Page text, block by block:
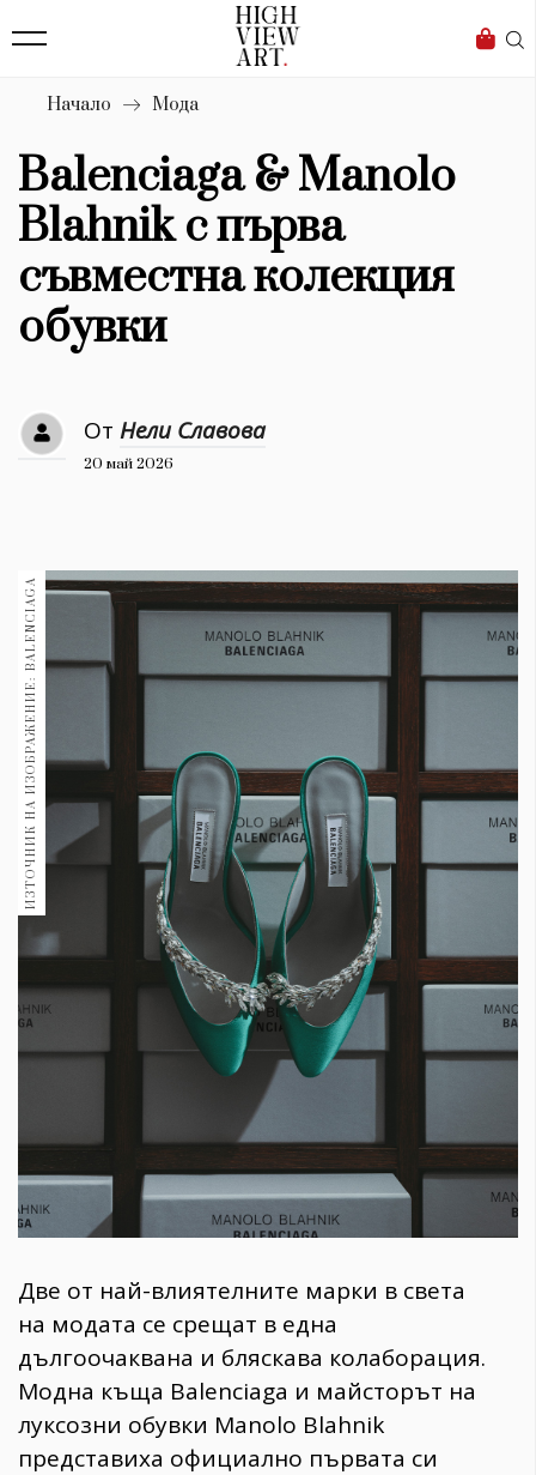
Бизнес
Мода
Dialogue
Изкуство
4339
Красота
777
Дизайн
1272
30+
Гурме 1709
Пътувай
Здраве 389
Gentlemen
382
Wellness
1816
ПОСЛЕДВАЙТЕ
НИ
Начало Мода
Balenciaga & Manolo
Blahnik с първа
съвместна колекция
обувки
От Нели Славова
20 май 2026
ИЗТОЧНИК НА ИЗОБРАЖЕНИЕ: BALENCIAGA
​Две от най-влиятелните марки в света
на модата се срещат в една
дългоочаквана и бляскава колаборация.
Модна къща Balenciaga и майсторът на
луксозни обувки Manolo Blahnik
представиха официално първата си